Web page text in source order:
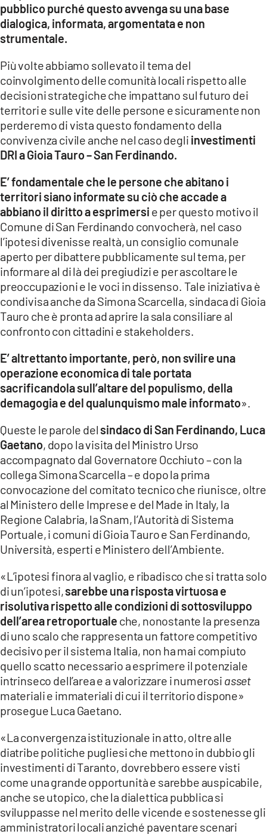
LACONAIR.IT
ILREGGINO.IT
COSENZACHANNEL.IT
ILVIBONESE.IT
CATANZAROCHANNEL.IT
LACAPITALENEWS.IT
App
ANDROID
APPLE
pubblico purché questo avvenga su una base
dialogica, informata, argomentata e non
strumentale.
Più volte abbiamo sollevato il tema del
coinvolgimento delle comunità locali rispetto alle
decisioni strategiche che impattano sul futuro dei
territori e sulle vite delle persone e sicuramente non
perderemo di vista questo fondamento della
convivenza civile anche nel caso degli investimenti
DRI a Gioia Tauro – San Ferdinando.
E’ fondamentale che le persone che abitano i
territori siano informate su ciò che accade a
abbiano il diritto a esprimersi e per questo motivo il
Comune di San Ferdinando convocherà, nel caso
l’ipotesi divenisse realtà, un consiglio comunale
aperto per dibattere pubblicamente sul tema, per
informare al di là dei pregiudizi e per ascoltare le
preoccupazioni e le voci in dissenso. Tale iniziativa è
condivisa anche da Simona Scarcella, sindaca di Gioia
Tauro che è pronta ad aprire la sala consiliare al
confronto con cittadini e stakeholders.
E’ altrettanto importante, però, non svilire una
operazione economica di tale portata
sacrificandola sull’altare del populismo, della
demagogia e del qualunquismo male informato».
Queste le parole del sindaco di San Ferdinando, Luca
Gaetano, dopo la visita del Ministro Urso
accompagnato dal Governatore Occhiuto – con la
collega Simona Scarcella – e dopo la prima
convocazione del comitato tecnico che riunisce, oltre
al Ministero delle Imprese e del Made in Italy, la
Regione Calabria, la Snam, l’Autorità di Sistema
Portuale, i comuni di Gioia Tauro e San Ferdinando,
Università, esperti e Ministero dell’Ambiente.
«L’ipotesi finora al vaglio, e ribadisco che si tratta solo
di un’ipotesi,sarebbe una risposta virtuosa e
risolutiva rispetto alle condizioni di sottosviluppo
dell’area retroportuale che, nonostante la presenza
di uno scalo che rappresenta un fattore competitivo
decisivo per il sistema Italia, non ha mai compiuto
quello scatto necessario a esprimere il potenziale
intrinseco dell’area e a valorizzare i numerosi asset
materiali e immateriali di cui il territorio dispone»
prosegue Luca Gaetano.
«La convergenza istituzionale in atto, oltre alle
diatribe politiche pugliesi che mettono in dubbio gli
investimenti di Taranto, dovrebbero essere visti
come una grande opportunità e sarebbe auspicabile,
anche se utopico, che la dialettica pubblica si
sviluppasse nel merito delle vicende e sostenesse gli
amministratori locali anziché paventare scenari